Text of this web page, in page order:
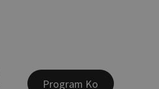
Program Ko